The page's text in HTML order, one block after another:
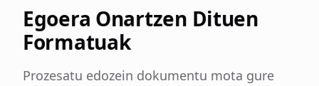
Egoera Onartzen Dituen
Formatuak
Prozesatu edozein dokumentu mota gure